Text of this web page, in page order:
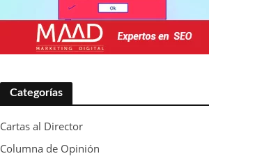
Categorías
Cartas al Director
Columna de Opinión